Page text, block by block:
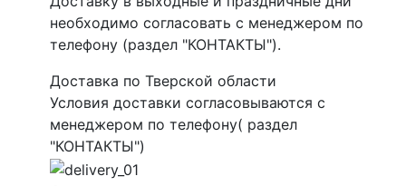
необходимо согласовать с менеджером по
телефону (раздел "КОНТАКТЫ").
Доставка по Тверской области
Условия доставки согласовываются с
менеджером по телефону( раздел
"КОНТАКТЫ")